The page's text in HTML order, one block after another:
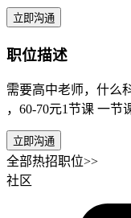
立即沟通
职位描述
需要高中老师，什么
，60-70元1节课 一节
立即沟通
全部热招职位>>
社区